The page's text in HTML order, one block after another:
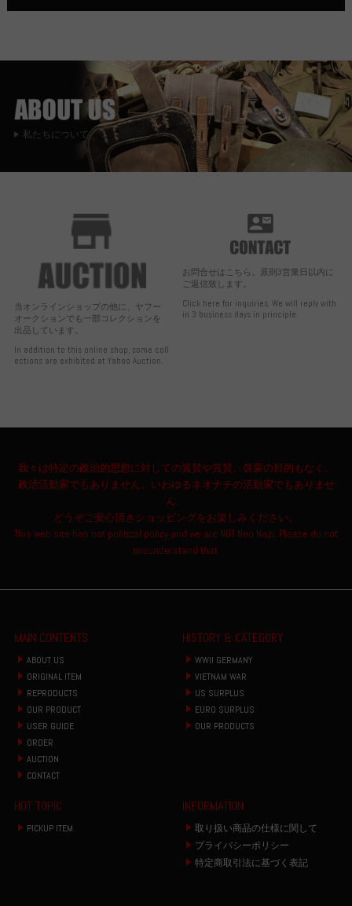
私たちについて
当オンラインショップの他に、ヤフー
オークションでも一部コレクションを
出品しています。
In addition to this online shop, some coll
ections are exhibited at Yahoo Auction.
お問合せはこちら。原則3営業日以内に
ご返信致します。
Click here for inquiries. We will reply with
in 3 business days in principle.
我々は特定の政治的思想に対しての翼賛や賞賛、啓蒙の目的もなく、
政治活動家でもありません。いわゆるネオナチの活動家でもありませ
ん。
どうぞご安心頂きショッピングをお楽しみください。
This web site has not political policy and we are NOT Neo Nazi. Please do not
misunderstand that.
MAIN CONTENTS
ABOUT US
ORIGINAL ITEM
REPRODUCTS
OUR PRODUCT
USER GUIDE
ORDER
AUCTION
CONTACT
HISTORY & CATEGORY
WWII GERMANY
VIETNAM WAR
US SURPLUS
EURO SURPLUS
OUR PRODUCTS
HOT TOPIC
PICKUP ITEM
INFORMATION
取り扱い商品の仕様に関して
プライバシーポリシー
特定商取引法に基づく表記